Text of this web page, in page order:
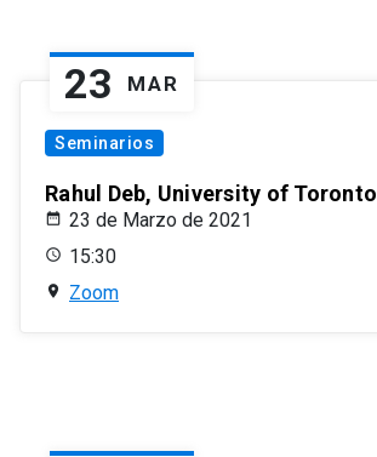
23 MAR
Seminarios
Rahul Deb, University of Toronto
23 de Marzo de 2021
15:30
Zoom